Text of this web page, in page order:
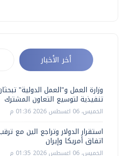
أخر الأخبار
وزارة العمل و"العمل الدولية"
تنفيذية لتوسيع التعاون المشترك
الخميس، 06 اغسطس 2026 01:36 م
استقرار الدولار وتراجع الين مع
اتفاق أمريكا وإيران
الخميس، 06 اغسطس 2026 01:35 م